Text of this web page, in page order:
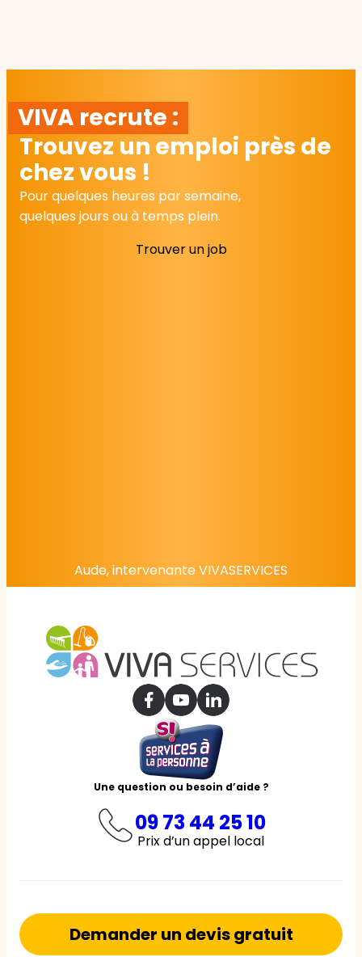
VIVA recrute :
Trouvez un emploi près de
chez vous !
Pour quelques heures par semaine,
quelques jours ou à temps plein.
Trouver un job
Aude, intervenante VIVASERVICES
Une question ou besoin d’aide ?
09 73 44 25 10
Prix d’un appel local
Demander un devis gratuit